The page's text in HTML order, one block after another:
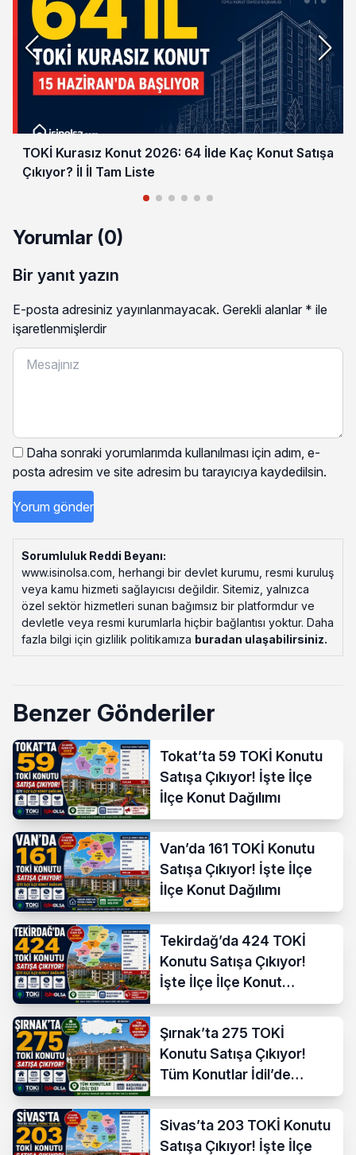
TOKİ Kurasız Konut 2026: 64 İlde Kaç Konut Satışa
Çıkıyor? İl İl Tam Liste
Yorumlar (0)
Bir yanıt yazın
E-posta adresiniz yayınlanmayacak. Gerekli alanlar * ile
işaretlenmişlerdir
Daha sonraki yorumlarımda kullanılması için adım, e-
posta adresim ve site adresim bu tarayıcıya kaydedilsin.
Sorumluluk Reddi Beyanı:
www.isinolsa.com, herhangi bir devlet kurumu, resmi kuruluş
veya kamu hizmeti sağlayıcısı değildir. Sitemiz, yalnızca
özel sektör hizmetleri sunan bağımsız bir platformdur ve
devletle veya resmi kurumlarla hiçbir bağlantısı yoktur. Daha
fazla bilgi için gizlilik politikamıza buradan ulaşabilirsiniz.
Benzer Gönderiler
Tokat’ta 59 TOKİ Konutu
Satışa Çıkıyor! İşte İlçe
İlçe Konut Dağılımı
Van’da 161 TOKİ Konutu
Satışa Çıkıyor! İşte İlçe
İlçe Konut Dağılımı
Tekirdağ’da 424 TOKİ
Konutu Satışa Çıkıyor!
İşte İlçe İlçe Konut
Dağılımı
Şırnak’ta 275 TOKİ
Konutu Satışa Çıkıyor!
Tüm Konutlar İdil’de
Başvuruya Açılıyor
Sivas’ta 203 TOKİ Konutu
Satışa Çıkıyor! İşte İlçe